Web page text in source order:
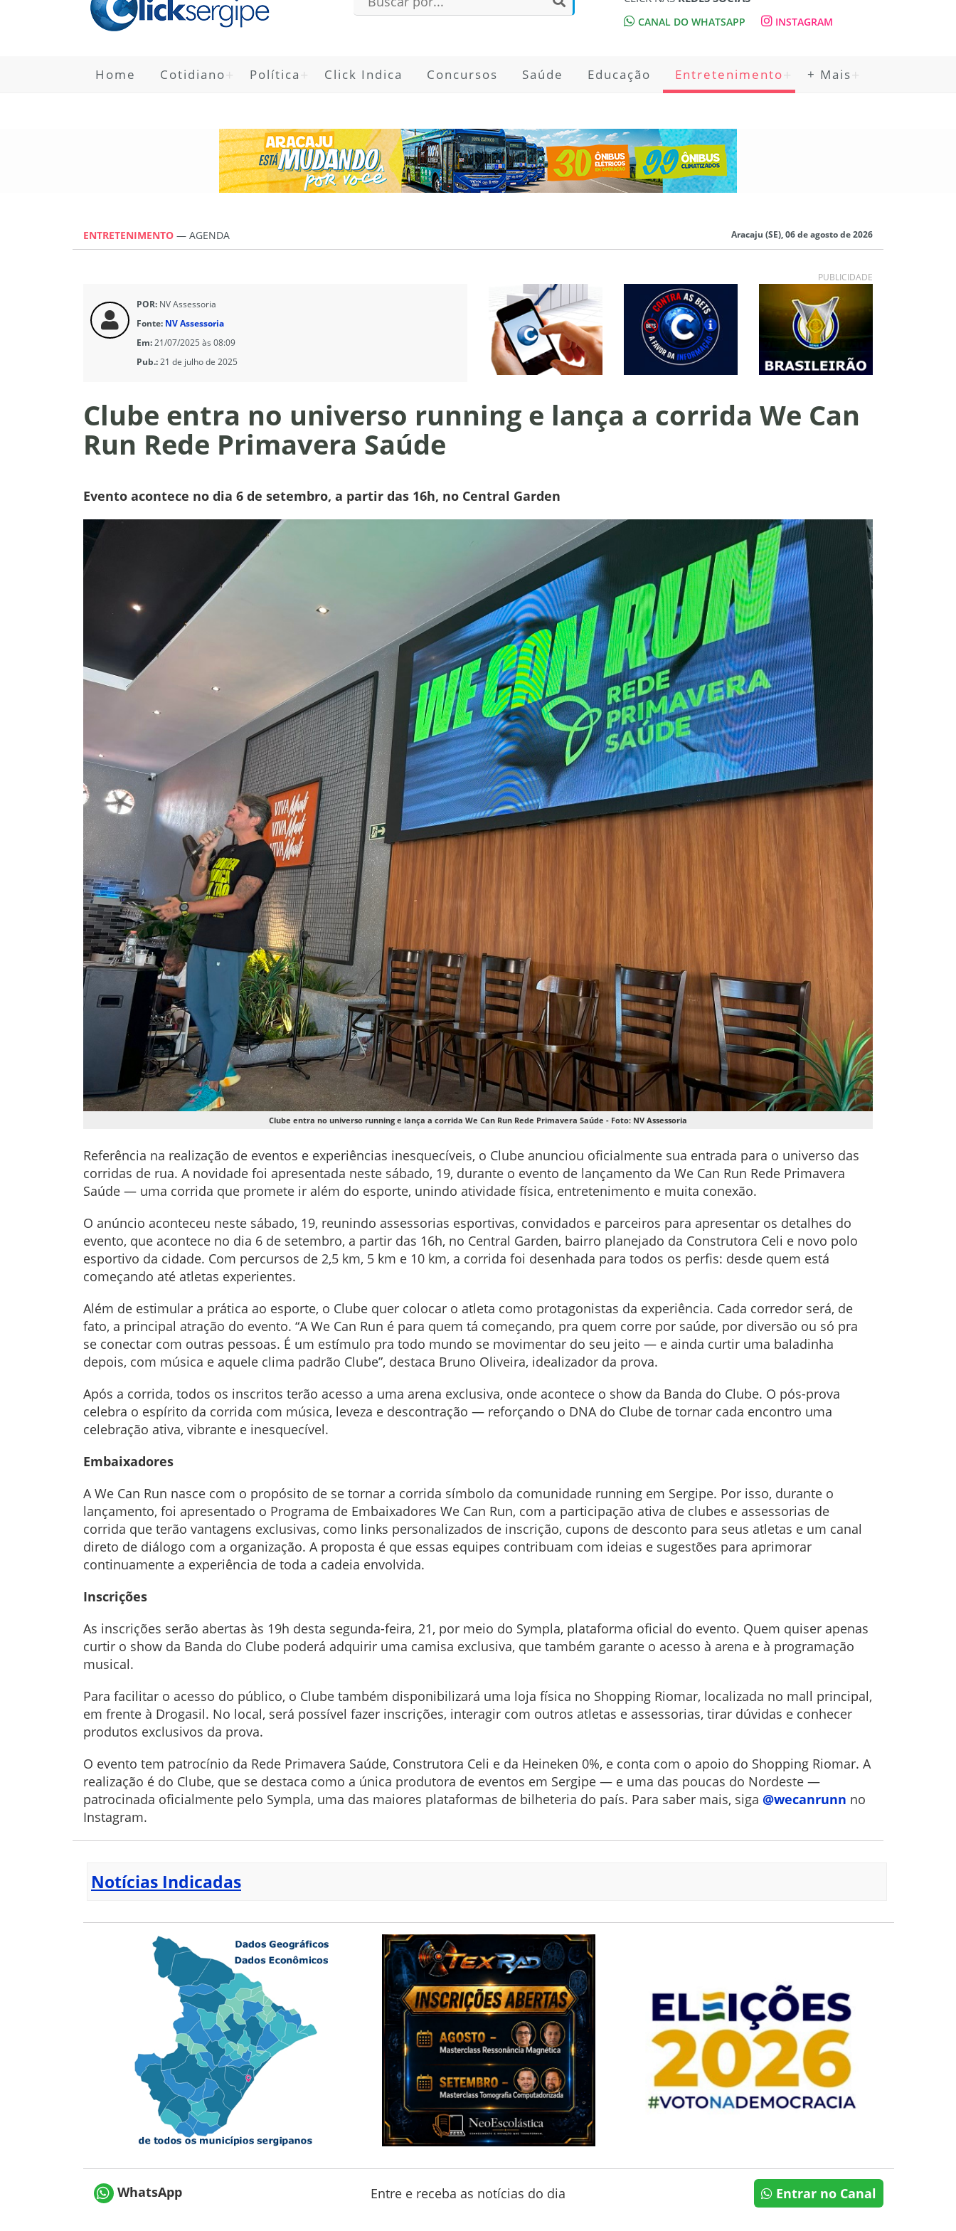
CANAL DO WHATSAPP INSTAGRAM
Home Cotidiano Política Click Indica Concursos Saúde Educação Entretenimento + Mais
ENTRETENIMENTO — AGENDA Aracaju (SE), 06 de agosto de 2026
PUBLICIDADE
POR: NV Assessoria
Fonte: NV Assessoria
Em:21/07/2025 às 08:09
Pub.:21 de julho de 2025
Clube entra no universo running e lança a corrida We Can
Run Rede Primavera Saúde
Evento acontece no dia 6 de setembro, a partir das 16h, no Central Garden
Clube entra no universo running e lança a corrida We Can Run Rede Primavera Saúde - Foto: NV Assessoria
Referência na realização de eventos e experiências inesquecíveis, o Clube anunciou oficialmente sua entrada para o universo das
corridas de rua. A novidade foi apresentada neste sábado, 19, durante o evento de lançamento da We Can Run Rede Primavera
Saúde — uma corrida que promete ir além do esporte, unindo atividade física, entretenimento e muita conexão.
O anúncio aconteceu neste sábado, 19, reunindo assessorias esportivas, convidados e parceiros para apresentar os detalhes do
evento, que acontece no dia 6 de setembro, a partir das 16h, no Central Garden, bairro planejado da Construtora Celi e novo polo
esportivo da cidade. Com percursos de 2,5 km, 5 km e 10 km, a corrida foi desenhada para todos os perfis: desde quem está
começando até atletas experientes.
Além de estimular a prática ao esporte, o Clube quer colocar o atleta como protagonistas da experiência. Cada corredor será, de
fato, a principal atração do evento. “A We Can Run é para quem tá começando, pra quem corre por saúde, por diversão ou só pra
se conectar com outras pessoas. É um estímulo pra todo mundo se movimentar do seu jeito — e ainda curtir uma baladinha
depois, com música e aquele clima padrão Clube”, destaca Bruno Oliveira, idealizador da prova.
Após a corrida, todos os inscritos terão acesso a uma arena exclusiva, onde acontece o show da Banda do Clube. O pós-prova
celebra o espírito da corrida com música, leveza e descontração — reforçando o DNA do Clube de tornar cada encontro uma
celebração ativa, vibrante e inesquecível.
Embaixadores
A We Can Run nasce com o propósito de se tornar a corrida símbolo da comunidade running em Sergipe. Por isso, durante o
lançamento, foi apresentado o Programa de Embaixadores We Can Run, com a participação ativa de clubes e assessorias de
corrida que terão vantagens exclusivas, como links personalizados de inscrição, cupons de desconto para seus atletas e um canal
direto de diálogo com a organização. A proposta é que essas equipes contribuam com ideias e sugestões para aprimorar
continuamente a experiência de toda a cadeia envolvida.
Inscrições
As inscrições serão abertas às 19h desta segunda-feira, 21, por meio do Sympla, plataforma oficial do evento. Quem quiser apenas
curtir o show da Banda do Clube poderá adquirir uma camisa exclusiva, que também garante o acesso à arena e à programação
musical.
Para facilitar o acesso do público, o Clube também disponibilizará uma loja física no Shopping Riomar, localizada no mall principal,
em frente à Drogasil. No local, será possível fazer inscrições, interagir com outros atletas e assessorias, tirar dúvidas e conhecer
produtos exclusivos da prova.
O evento tem patrocínio da Rede Primavera Saúde, Construtora Celi e da Heineken 0%, e conta com o apoio do Shopping Riomar. A
realização é do Clube, que se destaca como a única produtora de eventos em Sergipe — e uma das poucas do Nordeste —
patrocinada oficialmente pelo Sympla, uma das maiores plataformas de bilheteria do país. Para saber mais, siga @wecanrunn no
Instagram.
Notícias Indicadas
WhatsApp Entre e receba as notícias do dia Entrar no Canal